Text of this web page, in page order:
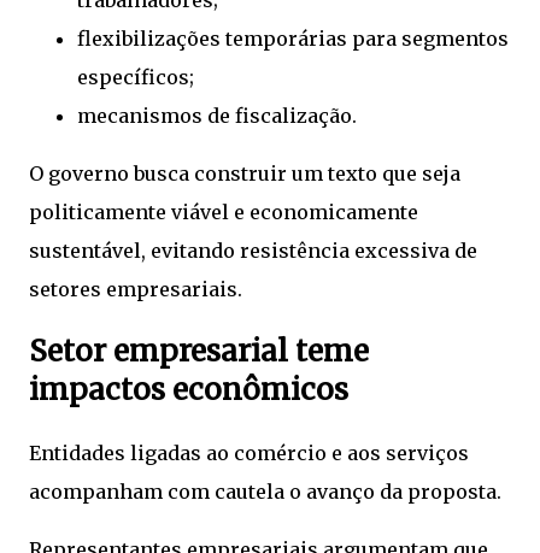
flexibilizações temporárias para segmentos
específicos;
mecanismos de fiscalização.
O governo busca construir um texto que seja
politicamente viável e economicamente
sustentável, evitando resistência excessiva de
setores empresariais.
Setor empresarial teme
impactos econômicos
Entidades ligadas ao comércio e aos serviços
acompanham com cautela o avanço da proposta.